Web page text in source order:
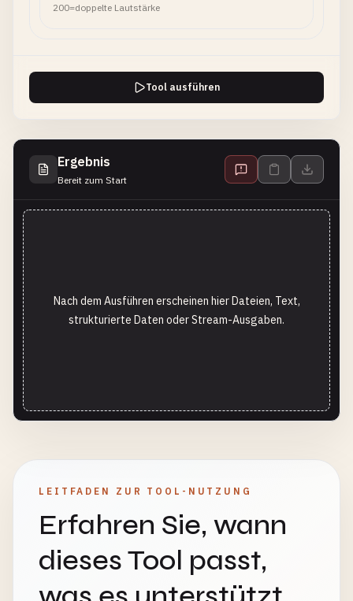
200=doppelte Lautstärke
Tool ausführen
Ergebnis
Bereit zum Start
Nach dem Ausführen erscheinen hier Dateien, Text,
strukturierte Daten oder Stream-Ausgaben.
LEITFADEN ZUR TOOL-NUTZUNG
Erfahren Sie, wann
dieses Tool passt,